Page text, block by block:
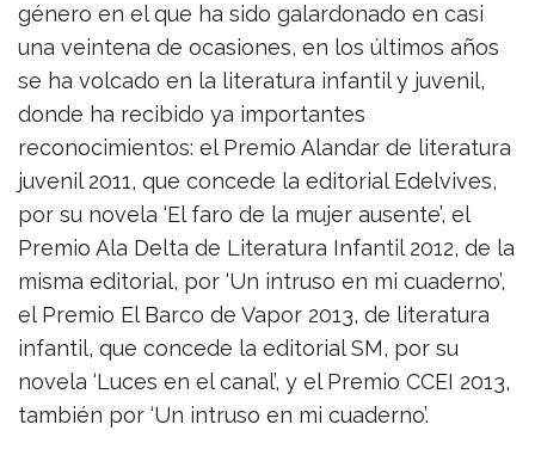
género en el que ha sido galardonado en casi
una veintena de ocasiones, en los últimos años
se ha volcado en la literatura infantil y juvenil,
donde ha recibido ya importantes
reconocimientos: el Premio Alandar de literatura
juvenil 2011, que concede la editorial Edelvives,
por su novela ‘El faro de la mujer ausente’, el
Premio Ala Delta de Literatura Infantil 2012, de la
misma editorial, por ‘Un intruso en mi cuaderno’,
el Premio El Barco de Vapor 2013, de literatura
infantil, que concede la editorial SM, por su
novela ‘Luces en el canal’, y el Premio CCEI 2013,
también por ‘Un intruso en mi cuaderno’.